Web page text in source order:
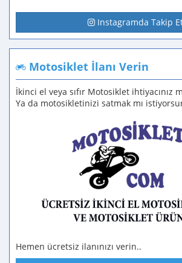
Instagramda Takip
Motosiklet İlanı Verin
İkinci el veya sıfır Motosiklet ihtiyacınız
Ya da motosikletinizi satmak mı
Hemen ücretsiz ilanınızı verin..